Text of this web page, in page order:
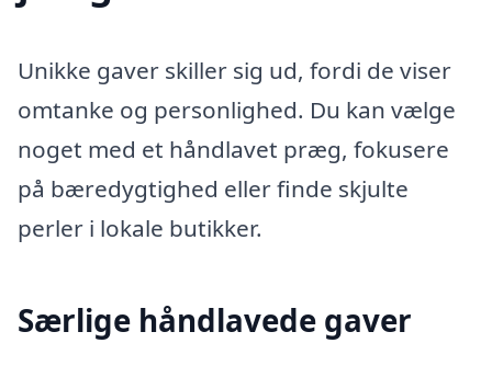
Unikke gaver skiller sig ud, fordi de viser
omtanke og personlighed. Du kan vælge
noget med et håndlavet præg, fokusere
på bæredygtighed eller finde skjulte
perler i lokale butikker.
Særlige håndlavede gaver